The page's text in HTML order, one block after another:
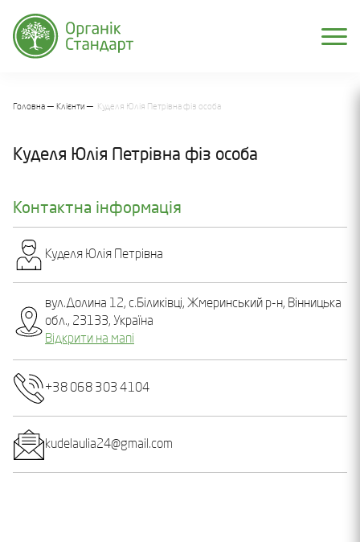
Головна Клієнти Куделя Юлія Петрівна фіз особа
Куделя Юлія Петрівна фіз особа
Контактна інформація
Куделя Юлія Петрівна
вул.Долина 12, с.Біликівці, Жмеринський р-н, Вінницька
обл., 23133, Україна
Відкрити на мапі
+38 068 303 4104
kudelaulia24@gmail.com